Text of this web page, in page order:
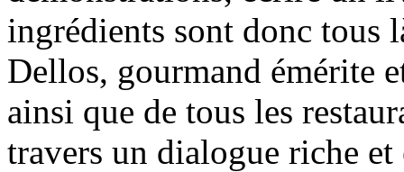
ingrédients sont donc tous
Dellos, gourmand émérite
ainsi que de tous les
travers un dialogue riche